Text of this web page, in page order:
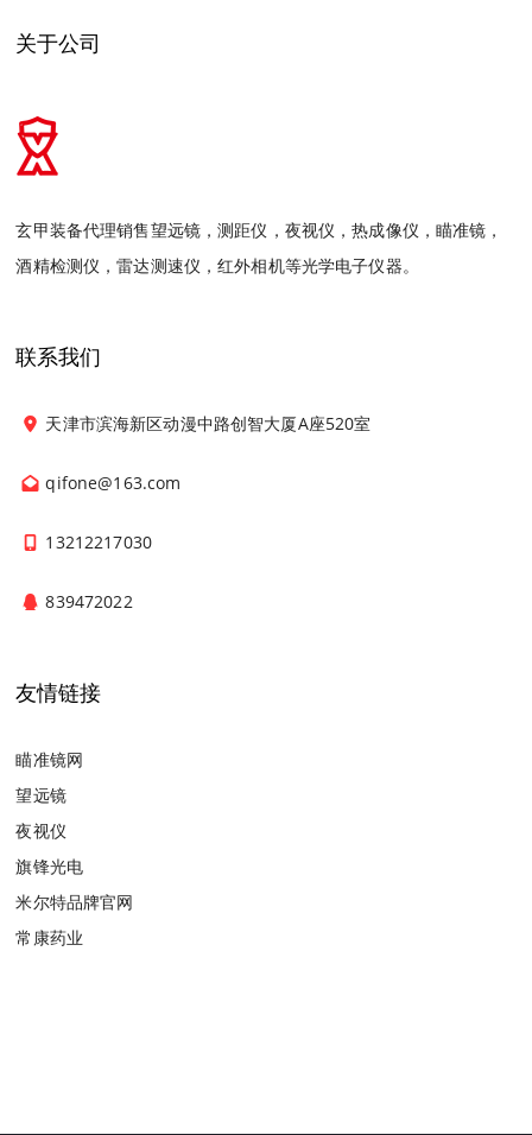
关于公司
玄甲装备代理销售望远镜，测距仪，夜视仪，热成像仪，瞄准镜，
酒精检测仪，雷达测速仪，红外相机等光学电子仪器。
联系我们
天津市滨海新区动漫中路创智大厦A座520室
qifone@163.com
13212217030
839472022
友情链接
瞄准镜网
望远镜
夜视仪
旗锋光电
米尔特品牌官网
常康药业